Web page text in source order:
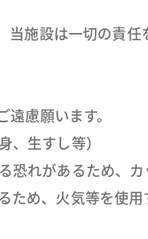
当施設は一切の責
慮願います。
、生すし等）
恐れがあるため、
ため、火気等を使